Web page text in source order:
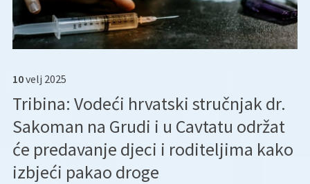
10velj 2025
Tribina: Vodeći hrvatski stručnjak dr.
Sakoman na Grudi i u Cavtatu održat
će predavanje djeci i roditeljima kako
izbjeći pakao droge